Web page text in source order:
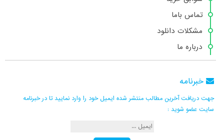
تماس باما
مشکلات دانلود
درباره ما
خبرنامه
جهت دریافت آخرین مطالب منتشر شده ایمیل خود را وارد نمایید تا در خبرنامه
سایت عضو شوید :